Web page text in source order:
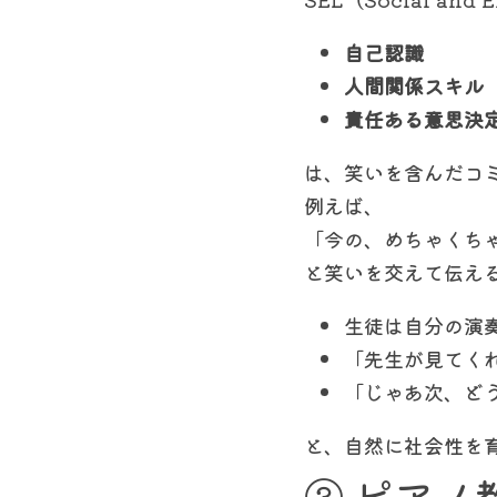
自己認識
人間関係スキル
責任ある意思決
は、笑いを含んだコ
例えば、
「今の、めちゃく
と笑いを交えて伝え
生徒は自分の演
「先生が見て
「じゃあ次、
と、自然に社会性を